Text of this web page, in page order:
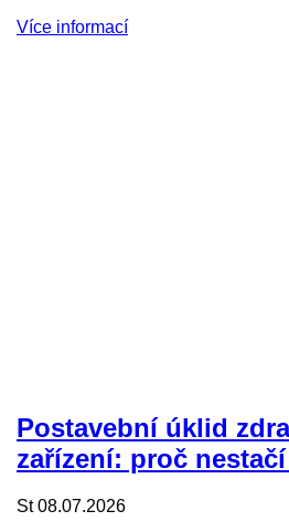
Více informací
Postavební úklid
zařízení: proč
St 08.07.2026